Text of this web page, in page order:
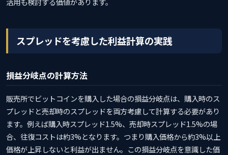
スプレッドを考慮した利益計算の実践
損益分岐点の計算方法
販売所でビットコインを購入した場合の損益分岐点は、購入時のス
プレッドと売却時のスプレッドを両方考慮して計算する必要があり
ます。例えば購入時スプレッド1.5%、売却時スプレッド1.5%の場
合、往復コストは約3%となります。つまり購入価格から約3%以上
価格が上昇しないと利益が出ません。この損益分岐点を意識した価